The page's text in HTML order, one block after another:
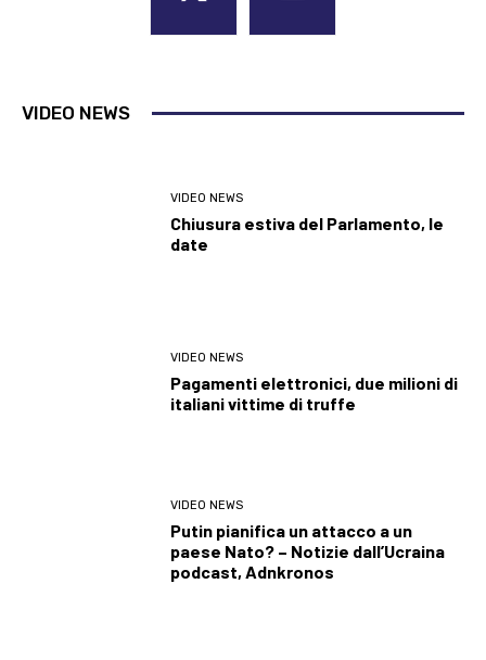
VIDEO NEWS
VIDEO NEWS
Chiusura estiva del Parlamento, le
date
VIDEO NEWS
Pagamenti elettronici, due milioni di
italiani vittime di truffe
VIDEO NEWS
Putin pianifica un attacco a un
paese Nato? – Notizie dall’Ucraina
podcast, Adnkronos